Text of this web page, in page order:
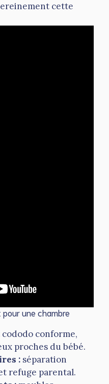
cette
une chambre
conforme,
proches du bébé.
: séparation
refuge parental.